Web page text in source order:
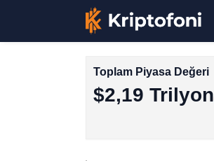
Toplam Piyasa Değeri
$2,19 Trilyon